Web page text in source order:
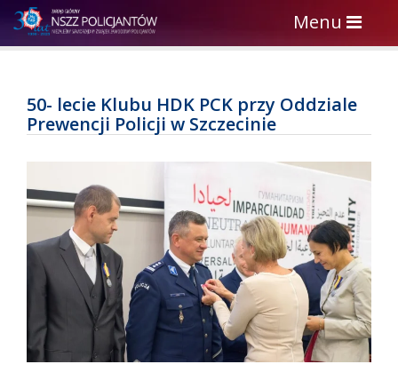
Toggle
navigation
Menu
50- lecie Klubu HDK PCK przy Oddziale
Prewencji Policji w Szczecinie